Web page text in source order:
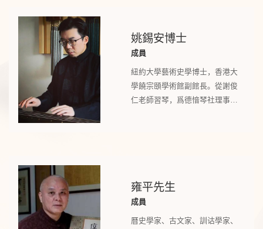
頭人（333工程）、青藍工程學術
帶頭人。現任南京大學古典文獻
長，南京大學中文系教授、博士
生導師。
姚錫安博士
成員
紐約大學藝術史學博士，香港大
學饒宗頤學術館副館長。從謝俊
仁老師習琴，爲德愔琴社理事。
究。
雍平先生
成員
曆史學家、古文家、訓诂學家、